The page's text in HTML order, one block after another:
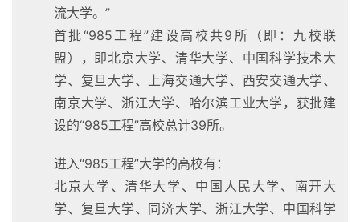
流大学。”
首批“985工程”建设高校共9所（即：九校联
盟），即北京大学、清华大学、中国科学技术大
学、复旦大学、上海交通大学、西安交通大学、
南京大学、浙江大学、哈尔滨工业大学，获批建
设的“985工程”高校总计39所。
进入“985工程”大学的高校有：
北京大学、清华大学、中国人民大学、南开大
学、复旦大学、同济大学、浙江大学、中国科学